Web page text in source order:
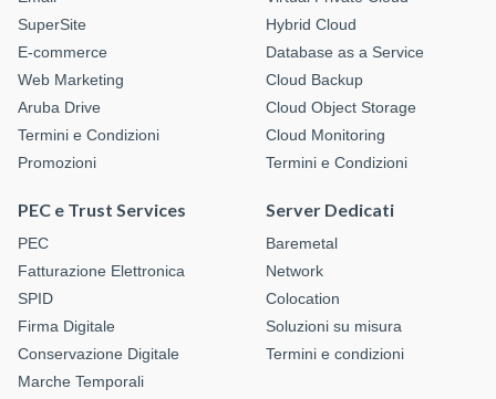
SuperSite
E-commerce
Web Marketing
Aruba Drive
Termini e Condizioni
Promozioni
Hybrid Cloud
Database as a Service
Cloud Backup
Cloud Object Storage
Cloud Monitoring
Termini e Condizioni
PEC e Trust Services
PEC
Fatturazione Elettronica
SPID
Firma Digitale
Conservazione Digitale
Marche Temporali
Server Dedicati
Baremetal
Network
Colocation
Soluzioni su misura
Termini e condizioni